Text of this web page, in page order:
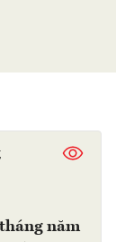
năm